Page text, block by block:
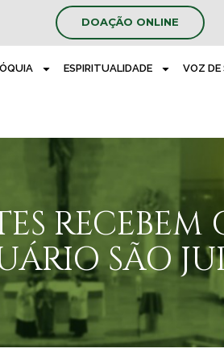
DOAÇÃO ONLINE
ESPIRITUALIDADE VOZ DE
SÃO